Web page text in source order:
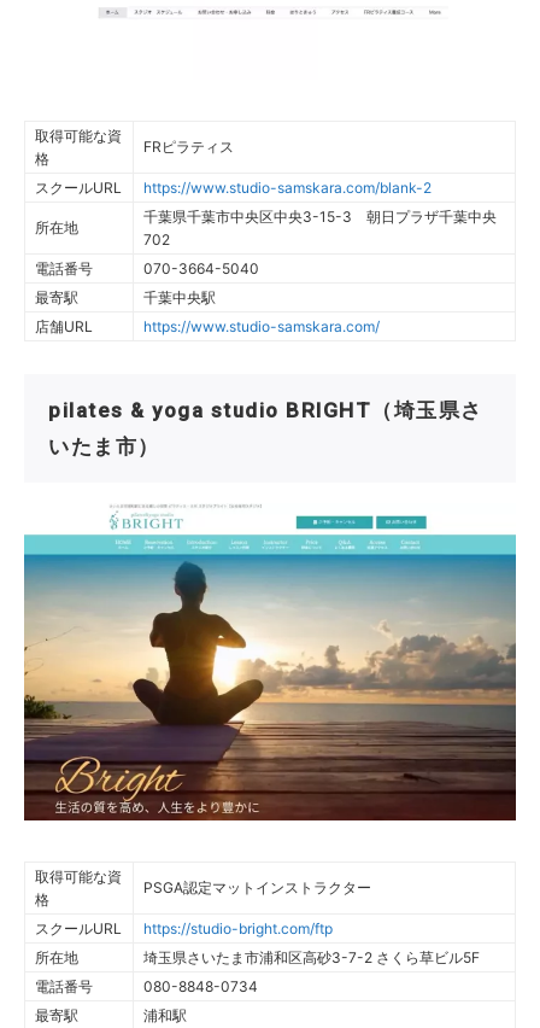
取得可能な資
格
FRピラティス
スクールURL https://www.studio-samskara.com/blank-2
所在地
千葉県千葉市中央区中央3-15-3 朝日プラザ千葉中央
702
電話番号
070-3664-5040
最寄駅
千葉中央駅
店舗URL
https://www.studio-samskara.com/
pilates & yoga studio BRIGHT（埼玉県さ
いたま市）
取得可能な資
格
PSGA認定マットインストラクター
スクールURL
https://studio-bright.com/ftp
所在地
埼玉県さいたま市浦和区高砂3-7-2 さくら草ビル5F
電話番号
080-8848-0734
最寄駅
浦和駅